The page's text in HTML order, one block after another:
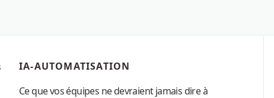
IA-AUTOMATISATION
Ce que vos équipes ne devraient jamais dire à